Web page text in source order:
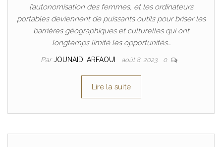
l’autonomisation des femmes, et les ordinateurs
portables deviennent de puissants outils pour briser les
barrières géographiques et culturelles qui ont
longtemps limité les opportunités…
ParJOUNAIDI ARFAOUI août 8, 2023 0
Lire la suite